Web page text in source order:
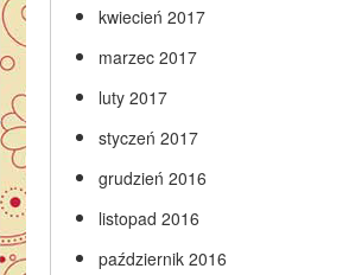
kwiecień 2017
marzec 2017
luty 2017
styczeń 2017
grudzień 2016
listopad 2016
październik 2016